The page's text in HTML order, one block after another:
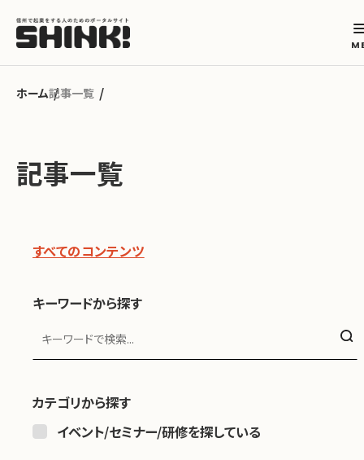
起業フェーズから探す
キーワードから探す
ABOUT
お問い合わせ
記事一覧
記事一覧
すべてのコンテンツ
キーワードから探す
カテゴリから探す
イベント/セミナー/研修を探している